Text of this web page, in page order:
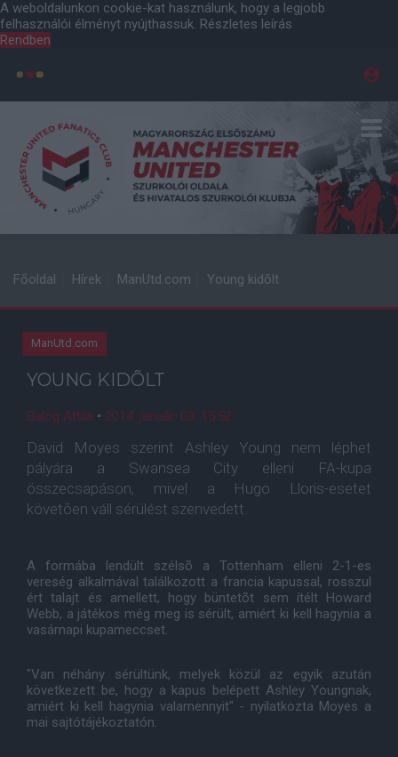
A weboldalunkon cookie-kat használunk, hogy a legjobb
felhasználói élményt nyújthassuk. Részletes leírás
Rendben
Főoldal Hírek ManUtd.com Young kidõlt
ManUtd.com
YOUNG KIDÕLT
Balog Attila • 2014. január. 03. 15:52
David Moyes szerint Ashley Young nem léphet
pályára a Swansea City elleni FA-kupa
összecsapáson, mivel a Hugo Lloris-esetet
követõen váll sérülést szenvedett.
A formába lendült szélsõ a Tottenham elleni 2-1-es
vereség alkalmával találkozott a francia kapussal, rosszul
ért talajt és amellett, hogy büntetõt sem ítélt Howard
Webb, a játékos még meg is sérült, amiért ki kell hagynia a
vasárnapi kupameccset.
"Van néhány sérültünk, melyek közül az egyik azután
következett be, hogy a kapus belépett Ashley Youngnak,
amiért ki kell hagynia valamennyit" - nyilatkozta Moyes a
mai sajtótájékoztatón.